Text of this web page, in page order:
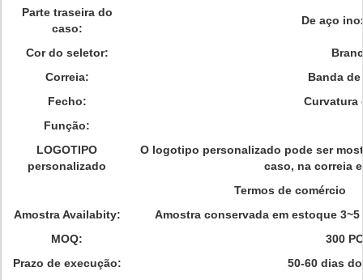
Parte traseira do
caso:
De aço
Cor do seletor:
Correia:
Banda
Fecho:
Curvatura
Função:
LOGOTIPO
personalizado
O logotipo personalizado pode ser
caso, na correia
Termos de comércio
Amostra Availabity:
Amostra conservada em estoque
MOQ:
300
Prazo de execução:
50-60 dias